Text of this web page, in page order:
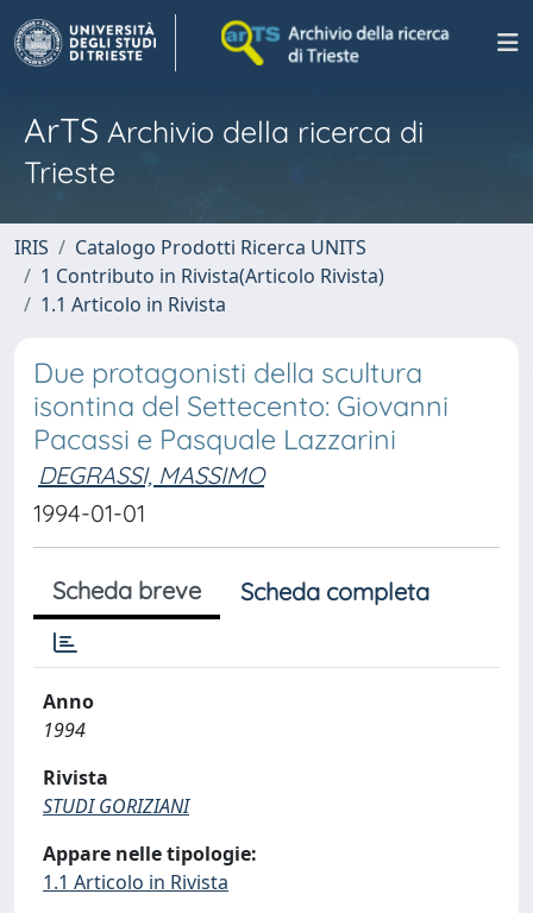
ArTS Archivio della ricerca di
Trieste
IRIS
Catalogo Prodotti Ricerca UNITS
1 Contributo in Rivista(Articolo Rivista)
1.1 Articolo in Rivista
Due protagonisti della scultura
isontina del Settecento: Giovanni
Pacassi e Pasquale Lazzarini
DEGRASSI, MASSIMO
1994-01-01
Scheda breve Scheda completa
Anno
1994
Rivista
STUDI GORIZIANI
Appare nelle tipologie:
1.1 Articolo in Rivista